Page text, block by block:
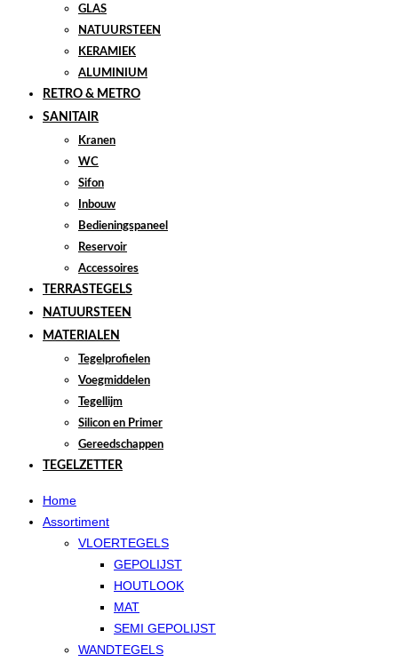
GLAS
NATUURSTEEN
KERAMIEK
ALUMINIUM
RETRO & METRO
SANITAIR
Kranen
WC
Sifon
Inbouw
Bedieningspaneel
Reservoir
Accessoires
TERRASTEGELS
NATUURSTEEN
MATERIALEN
Tegelprofielen
Voegmiddelen
Tegellijm
Silicon en Primer
Gereedschappen
TEGELZETTER
Home
Assortiment
VLOERTEGELS
GEPOLIJST
HOUTLOOK
MAT
SEMI GEPOLIJST
WANDTEGELS